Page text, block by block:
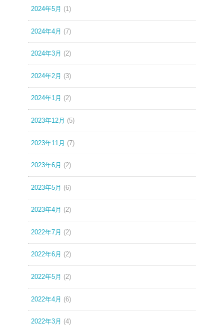
2024年5月 (1)
2024年4月 (7)
2024年3月 (2)
2024年2月 (3)
2024年1月 (2)
2023年12月 (5)
2023年11月 (7)
2023年6月 (2)
2023年5月 (6)
2023年4月 (2)
2022年7月 (2)
2022年6月 (2)
2022年5月 (2)
2022年4月 (6)
2022年3月 (4)